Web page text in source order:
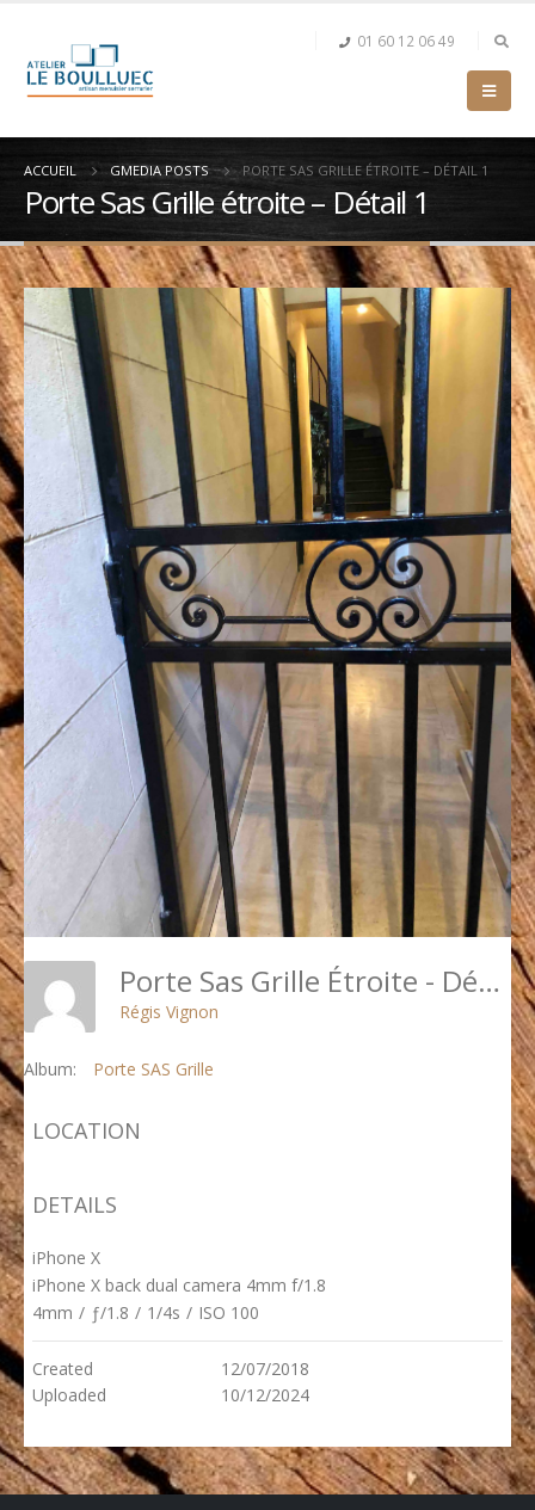
01 60 12 06 49
ACCUEIL GMEDIA POSTS PORTE SAS GRILLE ÉTROITE – DÉTAIL 1
Porte Sas Grille étroite – Détail 1
Porte Sas Grille Étroite - Détail 1
Régis Vignon
Album: Porte SAS Grille
LOCATION
DETAILS
iPhone X
iPhone X back dual camera 4mm f/1.8
4mm / ƒ/1.8 / 1/4s / ISO 100
Created
12/07/2018
Uploaded
10/12/2024